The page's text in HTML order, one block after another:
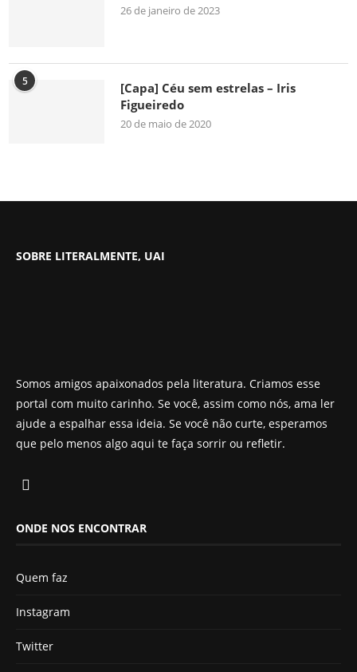
26 de janeiro de 2023
5
[Capa] Céu sem estrelas – Iris
Figueiredo
20 de maio de 2020
SOBRE LITERALMENTE, UAI
Somos amigos apaixonados pela literatura. Criamos esse
portal com muito carinho. Se você, assim como nós, ama ler
ajude a espalhar essa ideia. Se você não curte, esperamos
que pelo menos algo aqui te faça sorrir ou refletir.
ONDE NOS ENCONTRAR
Quem faz
Instagram
Twitter